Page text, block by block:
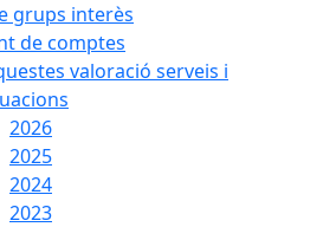
grups interès
de comptes
valoració serveis i
2026
2025
2024
2023